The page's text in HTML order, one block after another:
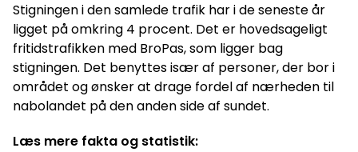
Stigningen i den samlede trafik har i de seneste år
ligget på omkring 4 procent. Det er hovedsageligt
fritidstrafikken med BroPas, som ligger bag
stigningen. Det benyttes især af personer, der bor i
området og ønsker at drage fordel af nærheden til
nabolandet på den anden side af sundet.
Læs mere fakta og statistik: